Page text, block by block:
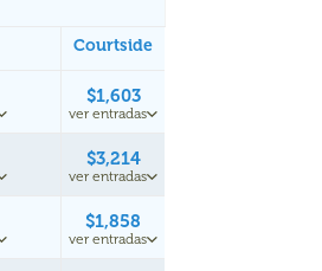
Courtside
$1,603
ver entradas
$3,214
ver entradas
$1,858
ver entradas